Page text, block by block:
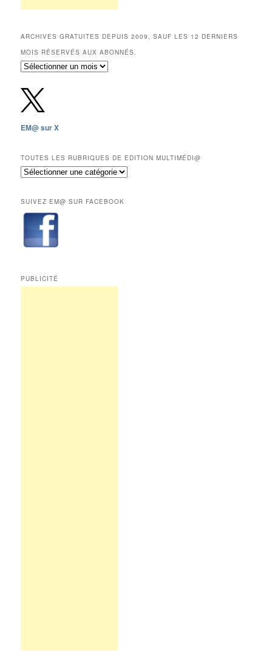
ARCHIVES GRATUITES DEPUIS 2009, SAUF LES 12 DERNIERS
MOIS RÉSERVÉS AUX ABONNÉS.
Archives
depuis
2009,
sauf
les
mois
réservés
aux
EM@ sur X
TOUTES LES RUBRIQUES DE EDITION MULTIMÉDI@
Toutes
de
Edition
Multimédi@
SUIVEZ EM@ SUR FACEBOOK
PUBLICITÉ